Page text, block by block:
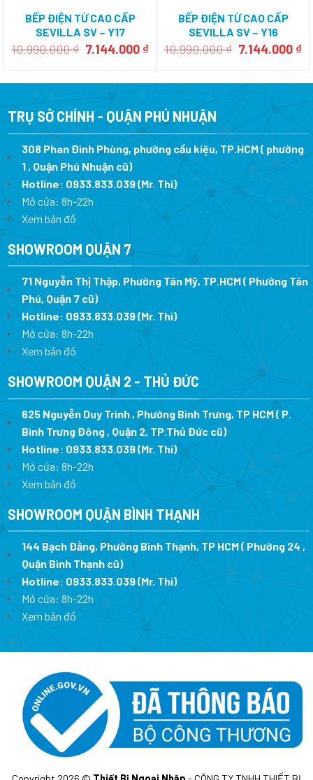
BẾP ĐIỆN TỪ CAO CẤP
SEVILLA SV – Y17
10.990.000₫ Giá
10.990.000 ₫.
7.144.000 ₫Giá
là:
BẾP ĐIỆN TỪ CAO CẤP
SEVILLA SV – Y16
10.990.000₫ Giá
10.990.000 ₫.
7.144.000 ₫
TRỤ SỞ CHÍNH - QUẬN PHÚ NHUẬN
308 Phan Đình Phùng, phường cầu kiệu, TP.HCM ( phường
1 , Quận Phú Nhuận cũ)
Hotline: 0933.833.039(Mr. Thi)
Mở cửa: 8h-22h
Xem bản đồ
SHOWROOM QUẬN 7
71 Nguyễn Thị Thập, Phường Tân Mỹ, TP.HCM ( Phường Tân
Phú, Quận 7 cũ)
Hotline: 0933.833.039(Mr. Thi)
Mở cửa: 8h-22h
Xem bản đồ
SHOWROOM QUẬN 2 - THỦ ĐỨC
625 Nguyễn Duy Trinh , Phường Bình Trưng, TP HCM ( P.
Bình Trưng Đông , Quận 2, TP.Thủ Đức cũ)
Hotline: 0933.833.039(Mr. Thi)
Mở cửa: 8h-22h
Xem bản đồ
SHOWROOM QUẬN BÌNH THẠNH
144 Bạch Đằng, Phường Bình Thạnh, TP HCM ( Phường 24 ,
Quận Bình Thạnh cũ)
Hotline: 0933.833.039(Mr. Thi)
Mở cửa: 8h-22h
Xem bản đồ